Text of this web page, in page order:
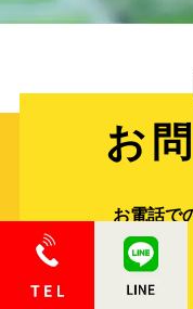
答え
ク
お
フリーダイヤル
お電話で